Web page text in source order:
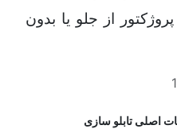
از جلو یا بدون
اصلی تابلو سازی